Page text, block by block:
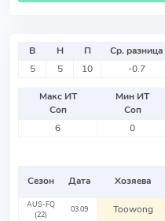
В Н П Ср. разница
5
5 10 -0.7
Макс ИТ
Соп
Мин ИТ
Соп
6
0
Сезон Дата Хозяева
AUS-FQ
(22)
03.09 Toowong